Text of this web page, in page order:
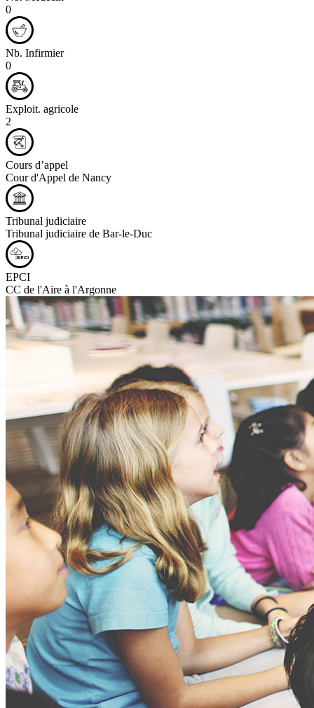
0
Nb. Infirmier
0
Exploit. agricole
2
Cours d’appel
Cour d'Appel de Nancy
Tribunal judiciaire
Tribunal judiciaire de Bar-le-Duc
EPCI
CC de l'Aire à l'Argonne